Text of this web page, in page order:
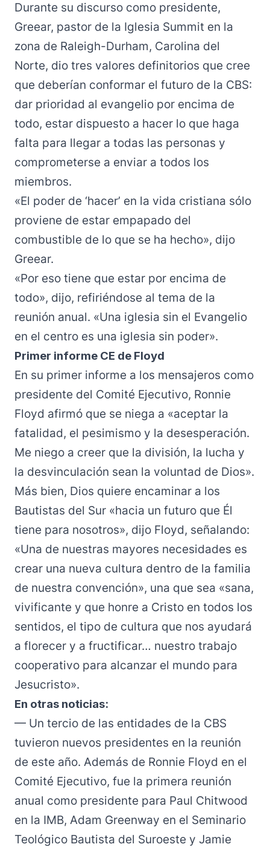
Durante su discurso como presidente,
Greear, pastor de la Iglesia Summit en la
zona de Raleigh-Durham, Carolina del
Norte, dio tres valores definitorios que cree
que deberían conformar el futuro de la CBS:
dar prioridad al evangelio por encima de
todo, estar dispuesto a hacer lo que haga
falta para llegar a todas las personas y
comprometerse a enviar a todos los
miembros.
«El poder de ‘hacer’ en la vida cristiana sólo
proviene de estar empapado del
combustible de lo que se ha hecho», dijo
Greear.
«Por eso tiene que estar por encima de
todo», dijo, refiriéndose al tema de la
reunión anual. «Una iglesia sin el Evangelio
en el centro es una iglesia sin poder».
Primer informe CE de Floyd
En su primer informe a los mensajeros como
presidente del Comité Ejecutivo, Ronnie
Floyd afirmó que se niega a «aceptar la
fatalidad, el pesimismo y la desesperación.
Me niego a creer que la división, la lucha y
la desvinculación sean la voluntad de Dios».
Más bien, Dios quiere encaminar a los
Bautistas del Sur «hacia un futuro que Él
tiene para nosotros», dijo Floyd, señalando:
«Una de nuestras mayores necesidades es
crear una nueva cultura dentro de la familia
de nuestra convención», una que sea «sana,
vivificante y que honre a Cristo en todos los
sentidos, el tipo de cultura que nos ayudará
a florecer y a fructificar… nuestro trabajo
cooperativo para alcanzar el mundo para
Jesucristo».
En otras noticias:
— Un tercio de las entidades de la CBS
tuvieron nuevos presidentes en la reunión
de este año. Además de Ronnie Floyd en el
Comité Ejecutivo, fue la primera reunión
anual como presidente para Paul Chitwood
en la IMB, Adam Greenway en el Seminario
Teológico Bautista del Suroeste y Jamie